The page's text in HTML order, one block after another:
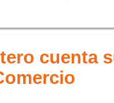
cuenta